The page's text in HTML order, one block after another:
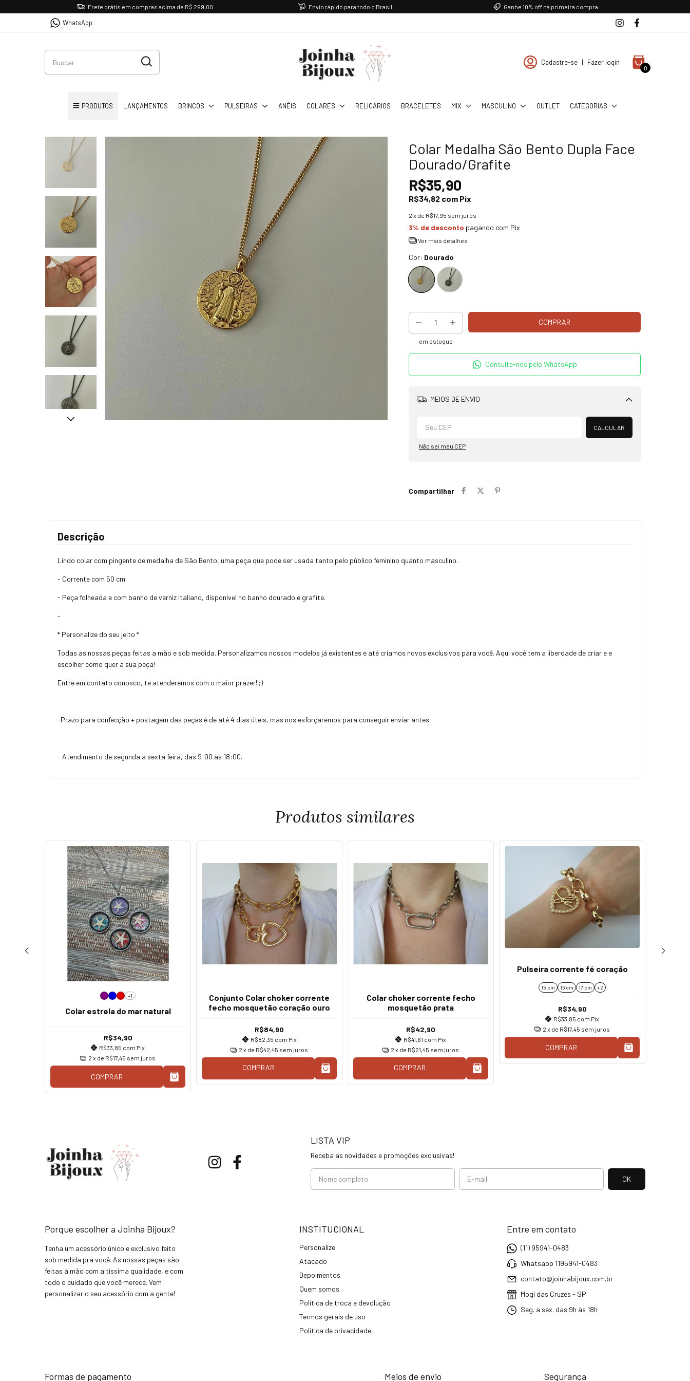
Frete grátis em compras acima de R$ 299,00 Envio rápido para todo o Brasil Ganhe 10% off na primeira compra
WhatsApp
Cadastre-se | Fazer login
0
PRODUTOS LANÇAMENTOS BRINCOS PULSEIRAS ANÉIS COLARES RELICÁRIOS BRACELETES MIX MASCULINO OUTLET CATEGORIAS
Colar Medalha São Bento Dupla Face
Dourado/Grafite
R$35,90
R$34,82 com Pix
2 x de R$17,95 sem juros
3% de desconto pagando com Pix
Ver mais detalhes
Cor: Dourado
em estoque
Consulte-nos pelo WhatsApp
MEIOS DE ENVIO
Alterar CEP
CALCULAR
Não sei meu CEP
Compartilhar
Descrição
Lindo colar com pingente de medalha de São Bento, uma peça que pode ser usada tanto pelo público feminino quanto masculino.
- Corrente com 50 cm.
- Peça folheada e com banho de verniz italiano, disponível no banho dourado e grafite.
-
* Personalize do seu jeito *
Todas as nossas peças feitas a mão e sob medida. Personalizamos nossos modelos já existentes e até criamos novos exclusivos para você. Aqui você tem a liberdade de criar e e
escolher como quer a sua peça!
Entre em contato conosco, te atenderemos com o maior prazer! ;)
-Prazo para confecção + postagem das peças é de até 4 dias úteis, mas nos esforçaremos para conseguir enviar antes.
- Atendimento de segunda a sexta feira, das 9:00 as 18:00.
Produtos similares
+1
Colar estrela do mar natural
R$34,90
R$33,85 com Pix
2 x de R$17,45 sem juros
COMPRAR
Conjunto Colar choker corrente
fecho mosquetão coração ouro
R$84,90
R$82,35 com Pix
2 x de R$42,45 sem juros
COMPRAR
Colar choker corrente fecho
mosquetão prata
R$42,90
R$41,61 com Pix
2 x de R$21,45 sem juros
COMPRAR
Pulseira corrente fé coração
15 cm 16 cm 17 cm + 2
R$34,90
R$33,85 com Pix
2 x de R$17,45 sem juros
COMPRAR
LISTA VIP
Receba as novidades e promoções exclusivas!
Porque escolher a Joinha Bijoux?
Tenha um acessório único e exclusivo feito
sob medida pra você. As nossas peças são
feitas à mão com altíssima qualidade, e com
todo o cuidado que você merece. Vem
personalizar o seu acessório com a gente!
INSTITUCIONAL
Personalize
Atacado
Depoimentos
Quem somos
Política de troca e devolução
Termos gerais de uso
Política de privacidade
Entre em contato
(11) 95941-0483
Whatsapp 1195941-0483
contato@joinhabijoux.com.br
Mogi das Cruzes - SP
Seg. a sex. das 9h às 18h
Formas de pagamento Meios de envio Segurança